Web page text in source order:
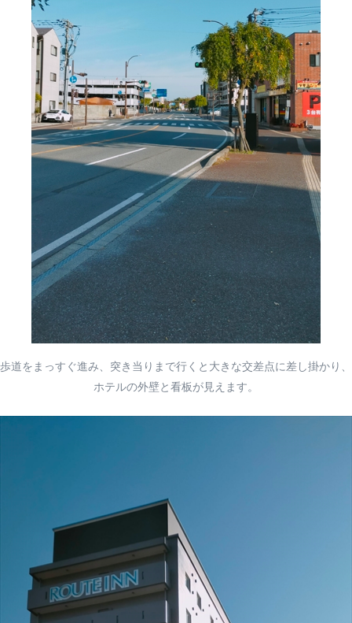
歩道をまっすぐ進み、突き当りまで行くと大きな交差点に差し掛かり、
ホテルの外壁と看板が見えます。